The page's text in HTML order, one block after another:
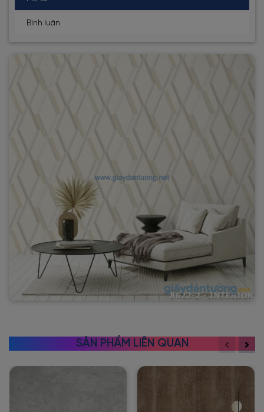
Bình luận
SẢN PHẨM LIÊN QUAN